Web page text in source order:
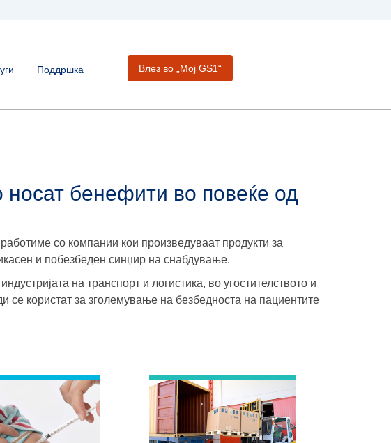
Поддршка Влез во „Moj GS1“
носат бенефити во повеќе од
со компании кои произведуваат продукти за
и побезбеден синџир на снабдување.
на транспорт и логистика, во угостителството и
се користат за зголемување на безбедноста на пациентите